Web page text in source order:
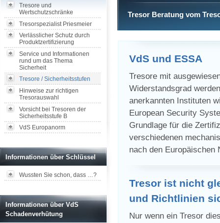
Tresor Beratung vom
VdS und ESSA
Tresore mit
Widerstandsgrad
anerkannten Instituten
European Security
Grundlage für die
verschiedenen
nach den Europäischen
Tresor ist nicht
und Richtlinien
Nur wenn ein Tresor
Tresore und
Wertschutzschränke
Tresorspezialist Priesmeier
Verlässlicher Schutz durch
Produktzertifizierung
Service und Informationen
rund um das Thema
Sicherheit
Tresore / Sicherheitsstufen
Hinweise zur richtigen
Tresorauswahl
Vorsicht bei Tresoren der
Sicherheitsstufe B
VdS Europanorm
Informationen über Schlüssel
Wussten Sie schon, dass …?
Informationen über VdS
Schadenverhütung